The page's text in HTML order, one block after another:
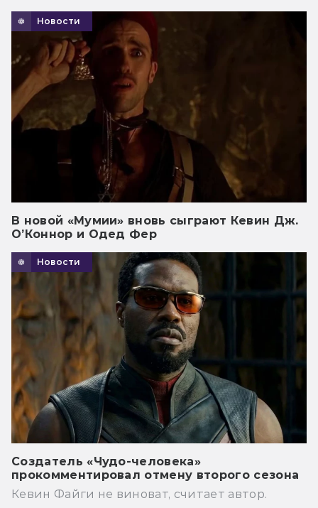
Новости
В новой «Мумии» вновь сыграют Кевин Дж.
О’Коннор и Одед Фер
Новости
Создатель «Чудо-человека»
прокомментировал отмену второго сезона
Кевин Файги не виноват, считает автор.